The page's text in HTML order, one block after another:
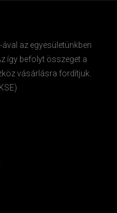
az egyesületünkben
így befolyt összeget a
vásárlásra fordítjuk.